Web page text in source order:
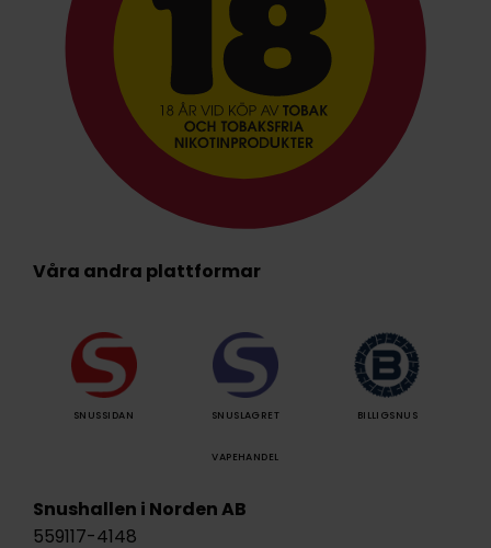
Våra andra plattformar
SNUSSIDAN SNUSLAGRET BILLIGSNUS
VAPEHANDEL
Snushallen i Norden AB
559117-4148